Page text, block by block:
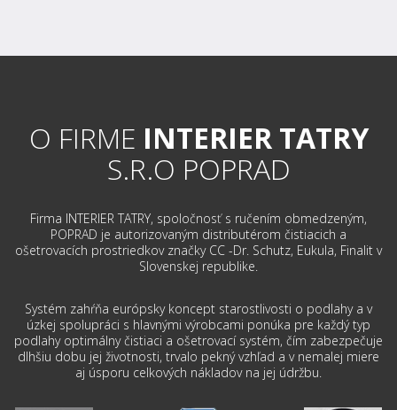
O FIRME INTERIER TATRY
S.R.O POPRAD
Firma INTERIER TATRY, spoločnosť s ručením obmedzeným,
POPRAD je autorizovaným distributérom čistiacich a
ošetrovacích prostriedkov značky CC -Dr. Schutz, Eukula, Finalit v
Slovenskej republike.
Systém zahŕňa európsky koncept starostlivosti o podlahy a v
úzkej spolupráci s hlavnými výrobcami ponúka pre každý typ
podlahy optimálny čistiaci a ošetrovací systém, čím zabezpečuje
dlhšiu dobu jej životnosti, trvalo pekný vzhľad a v nemalej miere
aj úsporu celkových nákladov na jej údržbu.